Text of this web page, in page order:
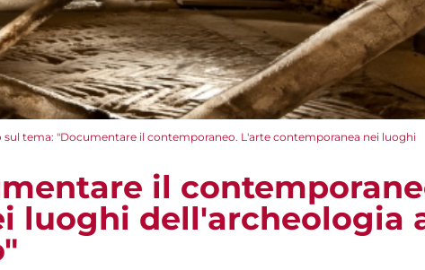
sul tema: "Documentare il contemporaneo. L'arte contemporanea nei luoghi
il
luoghi dell'archeologia